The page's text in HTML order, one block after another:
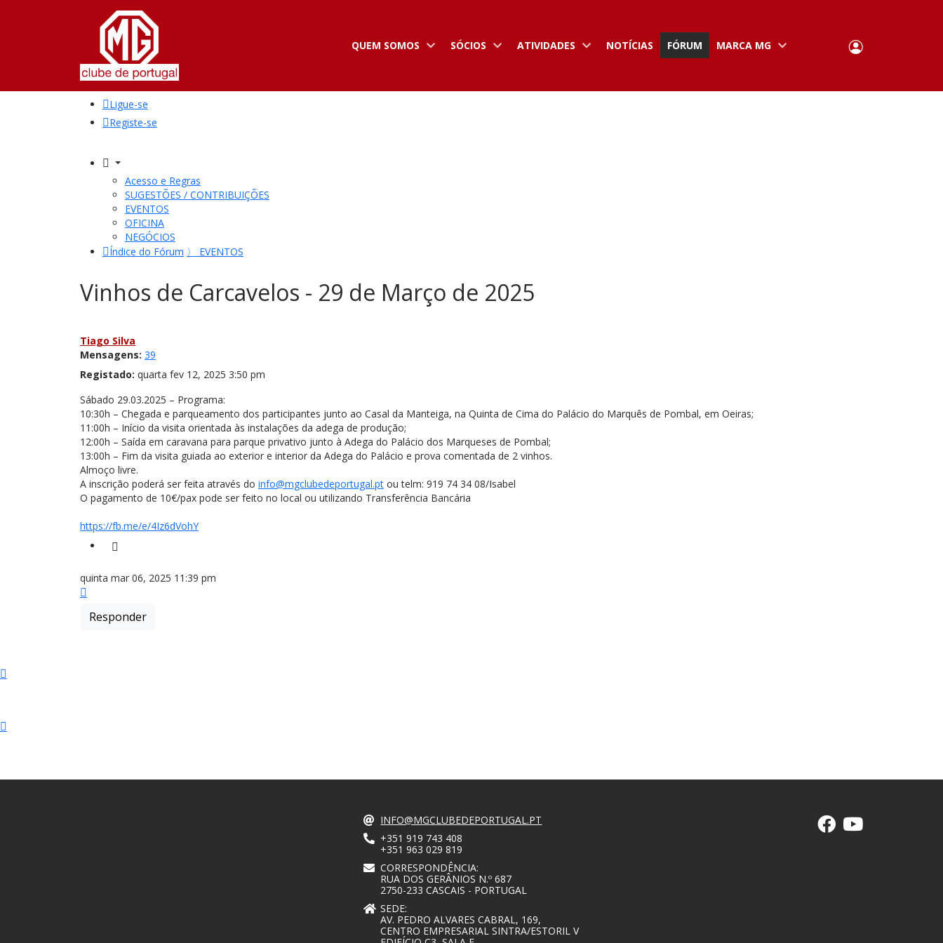
QUEM SOMOS SÓCIOS ATIVIDADES NOTÍCIAS FÓRUM MARCA MG
Portuguese,
EnglishUser
Ligue-se
Registe-se
Acesso e Regras
SUGESTÕES / CONTRIBUIÇÕES
EVENTOS
OFICINA
NEGÓCIOS
Índice do Fórum 〉 EVENTOS
Vinhos de Carcavelos - 29 de Março de 2025
Tiago Silva
Mensagens: 39
Registado: quarta fev 12, 2025 3:50 pm
Sábado 29.03.2025 – Programa:
10:30h – Chegada e parqueamento dos participantes junto ao Casal da Manteiga, na Quinta de Cima do Palácio do Marquês de Pombal, em Oeiras;
11:00h – Início da visita orientada às instalações da adega de produção;
12:00h – Saída em caravana para parque privativo junto à Adega do Palácio dos Marqueses de Pombal;
13:00h – Fim da visita guiada ao exterior e interior da Adega do Palácio e prova comentada de 2 vinhos.
Almoço livre.
A inscrição poderá ser feita através do info@mgclubedeportugal.pt ou telm: 919 74 34 08/Isabel
O pagamento de 10€/pax pode ser feito no local ou utilizando Transferência Bancária
https://fb.me/e/4Iz6dVohY
quinta mar 06, 2025 11:39 pm
Responder
INFO@MGCLUBEDEPORTUGAL.PT
+351 919 743 408
+351 963 029 819
CORRESPONDÊNCIA:
RUA DOS GERÂNIOS N.º 687
2750-233 CASCAIS - PORTUGAL
SEDE:
AV. PEDRO ALVARES CABRAL, 169,
CENTRO EMPRESARIAL SINTRA/ESTORIL V